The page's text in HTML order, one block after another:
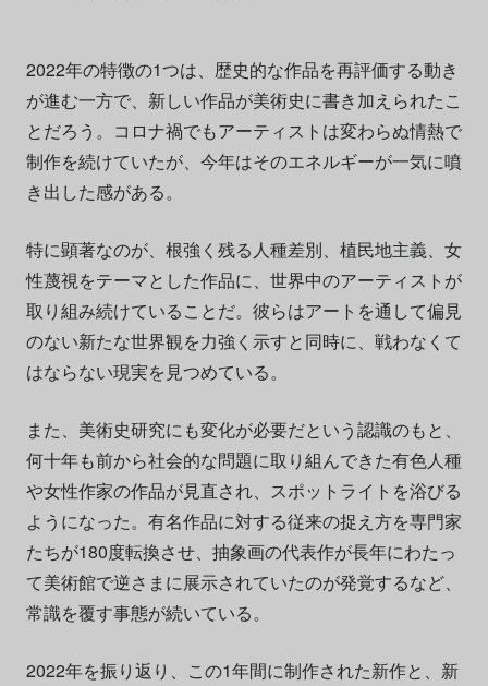
2022年の特徴の1つは、歴史的な作品を再評価する動き
が進む一方で、新しい作品が美術史に書き加えられたこ
とだろう。コロナ禍でもアーティストは変わらぬ情熱で
制作を続けていたが、今年はそのエネルギーが一気に噴
き出した感がある。
特に顕著なのが、根強く残る人種差別、植民地主義、女
性蔑視をテーマとした作品に、世界中のアーティストが
取り組み続けていることだ。彼らはアートを通して偏見
のない新たな世界観を力強く示すと同時に、戦わなくて
はならない現実を見つめている。
また、美術史研究にも変化が必要だという認識のもと、
何十年も前から社会的な問題に取り組んできた有色人種
や女性作家の作品が見直され、スポットライトを浴びる
ようになった。有名作品に対する従来の捉え方を専門家
たちが180度転換させ、抽象画の代表作が長年にわたっ
て美術館で逆さまに展示されていたのが発覚するなど、
常識を覆す事態が続いている。
2022年を振り返り、この1年間に制作された新作と、新